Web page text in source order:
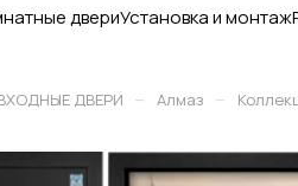
двериУстановка и монтаж
ДВЕРИ – Алмаз –